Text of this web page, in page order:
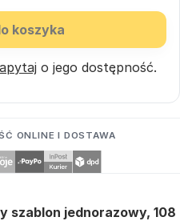
koszyka
o jego dostępność.
ONLINE I DOSTAWA
szablon jednorazowy, 108